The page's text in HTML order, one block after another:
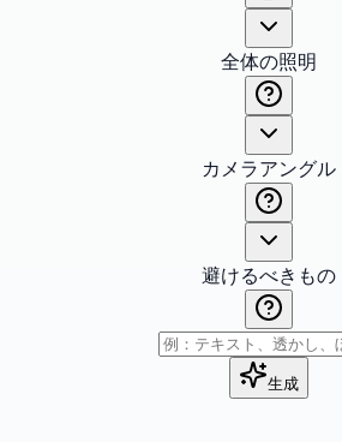
全体の照明
カメラアングル
避けるべきもの
生成